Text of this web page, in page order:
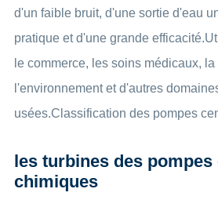
d'un faible bruit, d'une sortie d'eau
pratique et d'une grande
le commerce, les soins médicaux,
l'environnement et d'autres
usées.Classification des pompes
les turbines des
chimiques